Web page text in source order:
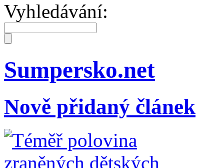
Vyhledávání:
Sumpersko.net
Nově přidaný článek